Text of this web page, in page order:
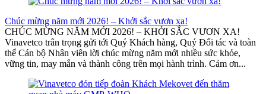
Chúc mừng năm mới 2026! – Khởi sắc vươn xa!
CHÚC MỪNG NĂM MỚI 2026! – KHỞI SẮC VƯƠN XA!
Vinavetco trân trọng gửi tới Quý Khách hàng, Quý Đối tác và toàn
thể Cán bộ Nhân viên lời chúc mừng năm mới nhiều sức khỏe,
vững tin, may mắn và thành công trên mọi hành trình. Cảm ơn...